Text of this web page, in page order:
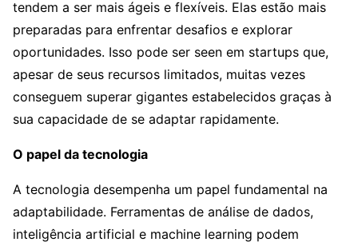
tendem a ser mais ágeis e flexíveis. Elas estão mais
preparadas para enfrentar desafios e explorar
oportunidades. Isso pode ser seen em startups que,
apesar de seus recursos limitados, muitas vezes
conseguem superar gigantes estabelecidos graças à
sua capacidade de se adaptar rapidamente.
O papel da tecnologia
A tecnologia desempenha um papel fundamental na
adaptabilidade. Ferramentas de análise de dados,
inteligência artificial e machine learning podem